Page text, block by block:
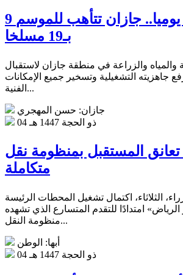
9 آلاف أضحية يوميا.. جازان تتأهب للموسم
بـ19 مسلخا
والمياه والزراعة في منطقة جازان لاستقبال
جاهزيته التشغيلية وتسخير جميع الإمكانات
الفنية...
جازان: حسن المهجري
04 ذو الحجة 1447 هـ
تعانق المستقبل بمنظومة نقل
متكاملة
الثلاثاء، اكتمال تشغيل المحطات الرئيسة
امتدادًا للتقدم المتسارع الذي تشهده
منظومة النقل...
أبها: الوطن
04 ذو الحجة 1447 هـ